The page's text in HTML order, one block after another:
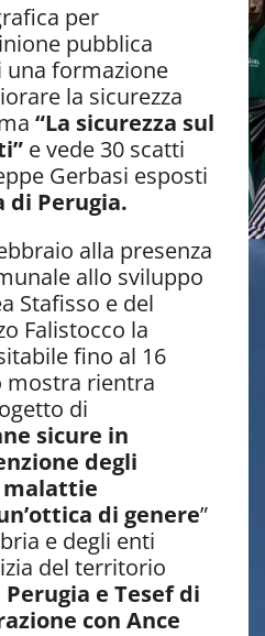
per
pubblica
una formazione
la sicurezza
“La sicurezza sul
e vede 30 scatti
Gerbasi esposti
di Perugia.
alla presenza
allo sviluppo
Stafisso e del
Falistocco la
fino al 16
mostra rientra
di
sicure in
degli
di genere”
e degli enti
del territorio
Perugia e Tesef di
con Ance